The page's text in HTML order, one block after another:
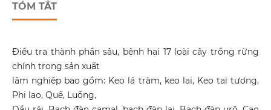
TÓM TẮT
Điều tra thành phần sâu, bệnh hại 17 loài cây trồng rừng
chính trong sản xuất
lâm nghiệp bao gồm: Keo lá tràm, keo lai, Keo tai tượng,
Phi lao, Quế, Luồng,